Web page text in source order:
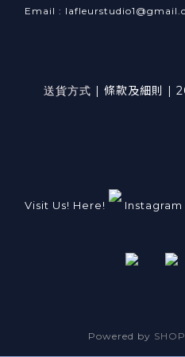
Email :
送貨方式 | 條款及細則 |
Visit Us! Here! Instagram
Powered by